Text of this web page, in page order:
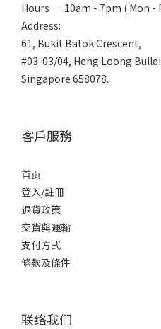
Hours : 10am - 7pm ( Mon -
Address:
61, Bukit Batok Crescent,
#03-03/04, Heng Loong
Singapore 658078.
客戶服務
首页
登入/註冊
退貨政策
交貨與運輸
支付方式
條款及條件
联络我们